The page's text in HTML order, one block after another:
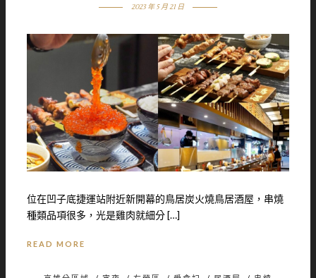
2023 年 5 月 21 日
位在凹子底捷運站附近新開幕的鳥居炭火燒鳥居酒屋，串燒
種類品項很多，光是雞肉就細分 […]
READ MORE